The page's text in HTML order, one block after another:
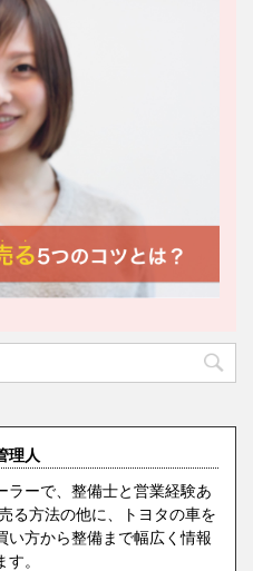
理人
ラーで、整備士と営業経験あ
る方法の他に、トヨタの車を
い方から整備まで幅広く情報
。